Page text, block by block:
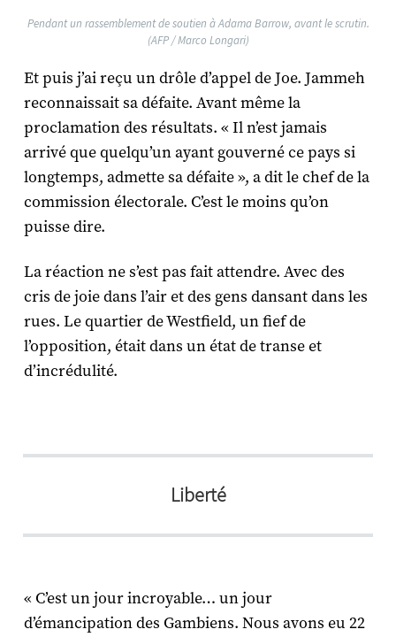
Pendant un rassemblement de soutien à Adama Barrow, avant le scrutin.
(AFP / Marco Longari)
Et puis j’ai reçu un drôle d’appel de Joe. Jammeh
reconnaissait sa défaite. Avant même la
proclamation des résultats. « Il n’est jamais
arrivé que quelqu’un ayant gouverné ce pays si
longtemps, admette sa défaite », a dit le chef de la
commission électorale. C’est le moins qu’on
puisse dire.
La réaction ne s’est pas fait attendre. Avec des
cris de joie dans l’air et des gens dansant dans les
rues. Le quartier de Westfield, un fief de
l’opposition, était dans un état de transe et
d’incrédulité.
Liberté
« C’est un jour incroyable… un jour
d’émancipation des Gambiens. Nous avons eu 22